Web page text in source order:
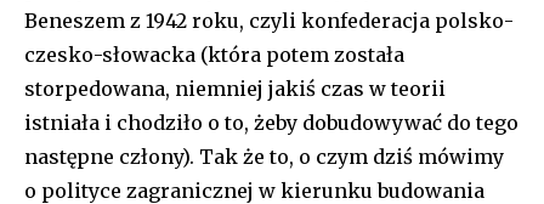
Beneszem z 1942 roku, czyli konfederacja polsko-
czesko-słowacka (która potem została
storpedowana, niemniej jakiś czas w teorii
istniała i chodziło o to, żeby dobudowywać do tego
następne człony). Tak że to, o czym dziś mówimy
o polityce zagranicznej w kierunku budowania